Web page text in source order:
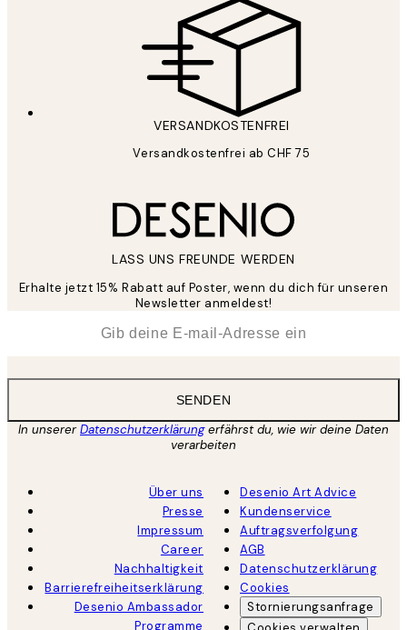
VERSANDKOSTENFREI
Versandkostenfrei ab CHF 75
LASS UNS FREUNDE WERDEN
Erhalte jetzt 15% Rabatt auf Poster, wenn du dich für unseren
Newsletter anmeldest!
SENDEN
In unsererDatenschutzerklärungerfährst du, wie wir deine Daten
verarbeiten
Über uns
Presse
Impressum
Career
Nachhaltigkeit
Barrierefreiheitserklärung
Desenio Ambassador
Programme
Desenio Art Advice
Kundenservice
Auftragsverfolgung
AGB
Datenschutzerklärung
Cookies
Stornierungsanfrage